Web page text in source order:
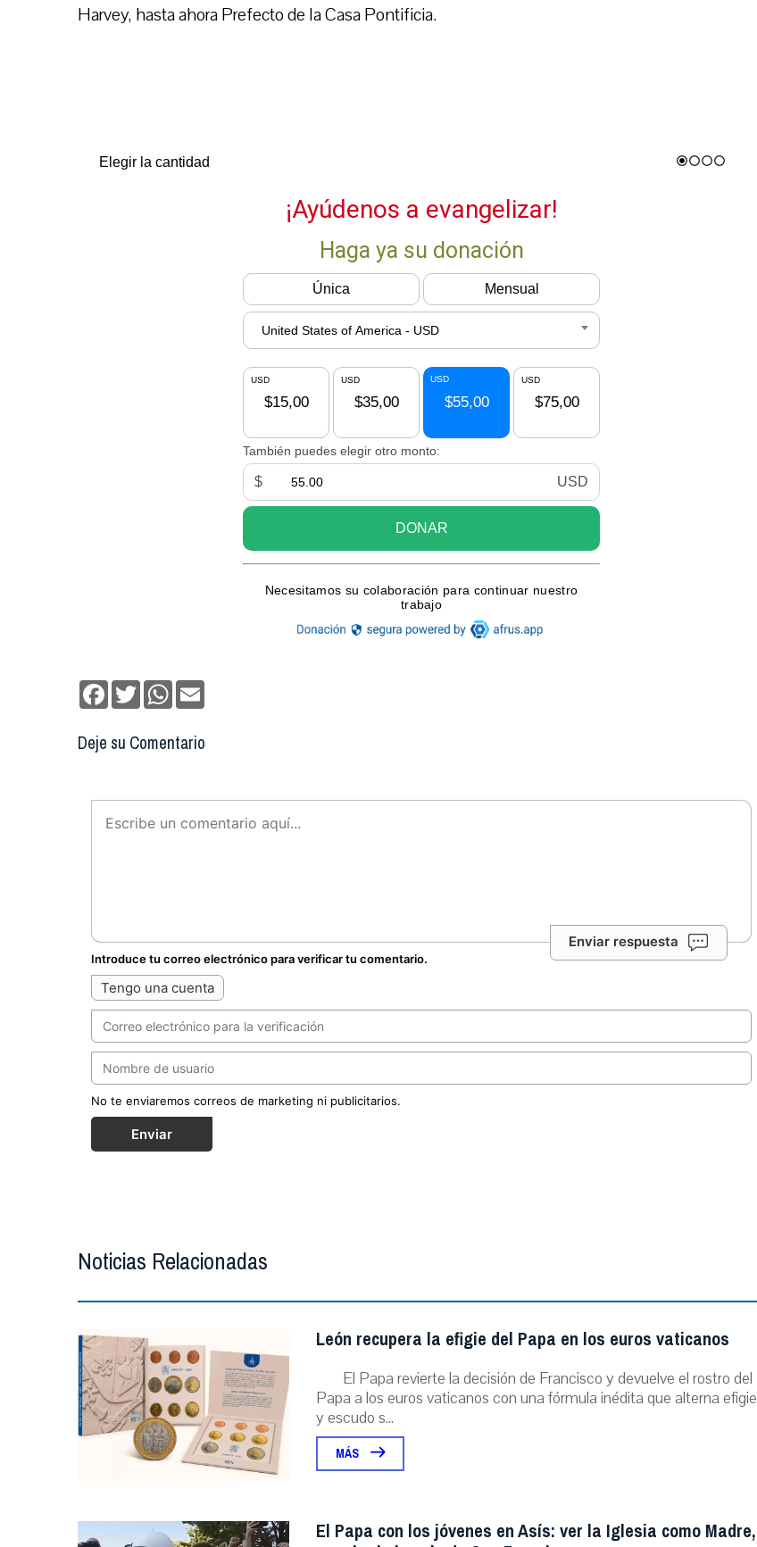
Harvey, hasta ahora Prefecto de la Casa Pontificia.
Facebook
TwitterWhatsApp
Deje su Comentario
Enviar respuesta
Introduce tu correo electrónico para verificar tu comentario.
Tengo una cuenta
No te enviaremos correos de marketing ni publicitarios.
Enviar
Noticias Relacionadas
León recupera la efigie del Papa en los euros vaticanos
El Papa revierte la decisión de Francisco y devuelve el rostro del
Papa a los euros vaticanos con una fórmula inédita que alterna efigie
y escudo s...
MÁS
El Papa con los jóvenes en Asís: ver la Iglesia como Madre,